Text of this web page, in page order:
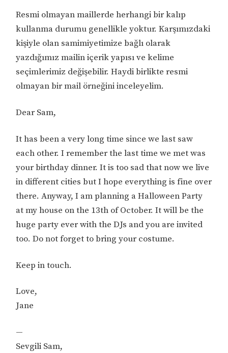
Resmi olmayan maillerde herhangi bir kalıp
kullanma durumu genellikle yoktur. Karşımızdaki
kişiyle olan samimiyetimize bağlı olarak
yazdığımız mailin içerik yapısı ve kelime
seçimlerimiz değişebilir. Haydi birlikte resmi
olmayan bir mail örneğini inceleyelim.
Dear Sam,
It has been a very long time since we last saw
each other. I remember the last time we met was
your birthday dinner. It is too sad that now we live
in different cities but I hope everything is fine over
there. Anyway, I am planning a Halloween Party
at my house on the 13th of October. It will be the
huge party ever with the DJs and you are invited
too. Do not forget to bring your costume.
Keep in touch.
Love,
Jane
—
Sevgili Sam,